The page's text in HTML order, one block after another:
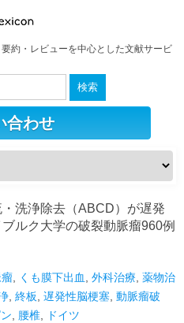
約・レビューを中心とした文献サービ
合わせ
洗浄除去（ABCD）が遅発
ルク大学の破裂動脈瘤960例
くも膜下出血 外科治療 薬物治
終板 遅発性脳梗塞 動脈瘤破
腰椎 ドイツ